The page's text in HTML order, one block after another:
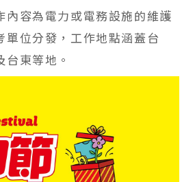
容為電力或電務設施的維護
位分發，工作地點涵蓋台
東等地。